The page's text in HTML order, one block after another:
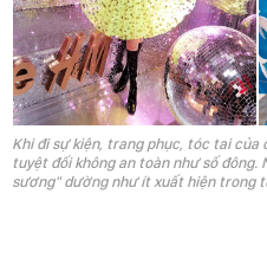
Khi đi sự kiện, trang phục, tóc tai của
tuyệt đối không an toàn như số
sương" dường như ít xuất hiện trong